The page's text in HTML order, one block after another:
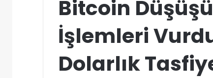
Bitcoin
İşlemleri
Dolarlık